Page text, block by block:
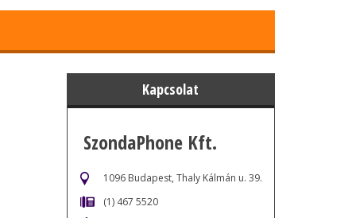
Kapcsolat
SzondaPhone Kft.
1096 Budapest, Thaly Kálmán u. 39.
(1) 467 5520